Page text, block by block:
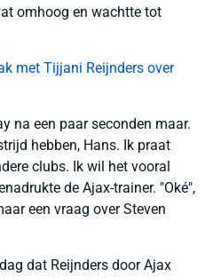
omhoog en wachtte tot
met Tijjani Reijnders over
na een paar seconden maar.
hebben, Hans. Ik praat
clubs. Ik wil het vooral
de Ajax-trainer. "Oké",
een vraag over Steven
dat Reijnders door Ajax